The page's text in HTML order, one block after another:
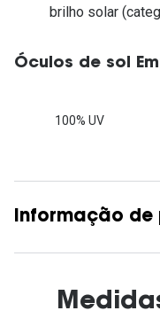
brilho solar
Óculos de sol
100% UV
Informação